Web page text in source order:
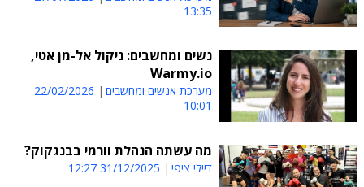
13:35
נשים ומחשבים: ניקול אל-מן אטי,
Warmy.io
מערכת אנשים ומחשבים
22/02/2026
10:01
מה עשתה הנהלת וורמי בבנגקוק?
דיילי ציפי 31/12/2025 12:27